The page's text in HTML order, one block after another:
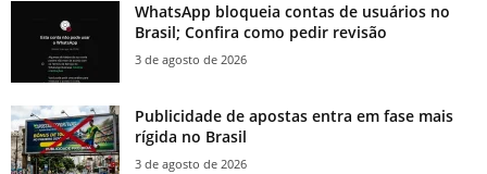
WhatsApp bloqueia contas de usuários no
Brasil; Confira como pedir revisão
3 de agosto de 2026
Publicidade de apostas entra em fase mais
rígida no Brasil
3 de agosto de 2026